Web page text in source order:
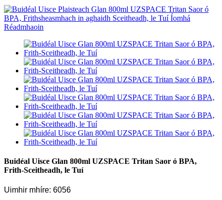
Buidéal Uisce Glan 800ml UZSPACE Tritan Saor ó BPA,
Frith-Sceitheadh, le Tuí
Uimhir mhíre: 6056